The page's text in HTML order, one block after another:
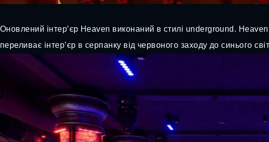
Оновлений інтер’єр Heaven виконаний в стилі underground.
переливає інтер’єр в серпанку від червоного заходу до синього